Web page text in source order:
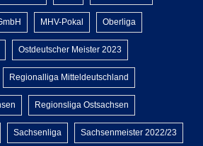
MHV-Pokal Oberliga
Ostdeutscher Meister 2023
Regionalliga Mitteldeutschland
Regionsliga Ostsachsen
Sachsenliga Sachsenmeister 2022/23